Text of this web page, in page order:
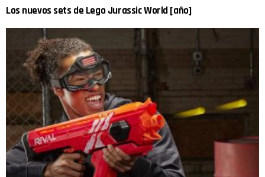
Los nuevos sets de Lego Jurassic World [año]